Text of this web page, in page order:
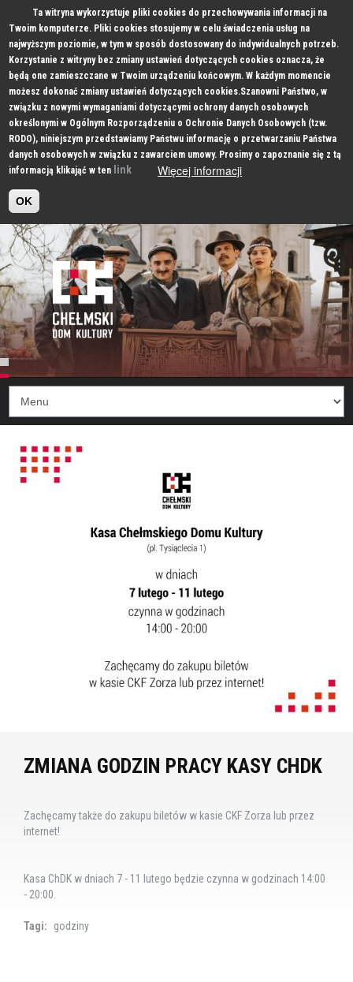
Ta witryna wykorzystuje pliki cookies do przechowywania informacji na
Twoim komputerze. Pliki cookies stosujemy w celu świadczenia usług na
najwyższym poziomie, w tym w sposób dostosowany do indywidualnych potrzeb.
Korzystanie z witryny bez zmiany ustawień dotyczących cookies oznacza, że
będą one zamieszczane w Twoim urządzeniu końcowym. W każdym momencie
możesz dokonać zmiany ustawień dotyczących cookies.Szanowni Państwo, w
związku z nowymi wymaganiami dotyczącymi ochrony danych osobowych
określonymi w Ogólnym Rozporządzeniu o Ochronie Danych Osobowych (tzw.
RODO), niniejszym przedstawiamy Państwu informację o przetwarzaniu Państwa
danych osobowych w związku z zawarciem umowy. Prosimy o zapoznanie się z tą
informacją klikająć w ten link Więcej informacji
OK
ZMIANA GODZIN PRACY KASY CHDK
​Zachęcamy także do zakupu biletów w kasie CKF Zorza lub przez
internet!
Kasa ChDK w dniach 7 - 11 lutego będzie czynna w godzinach 14:00
- 20:00.
Tagi: godziny